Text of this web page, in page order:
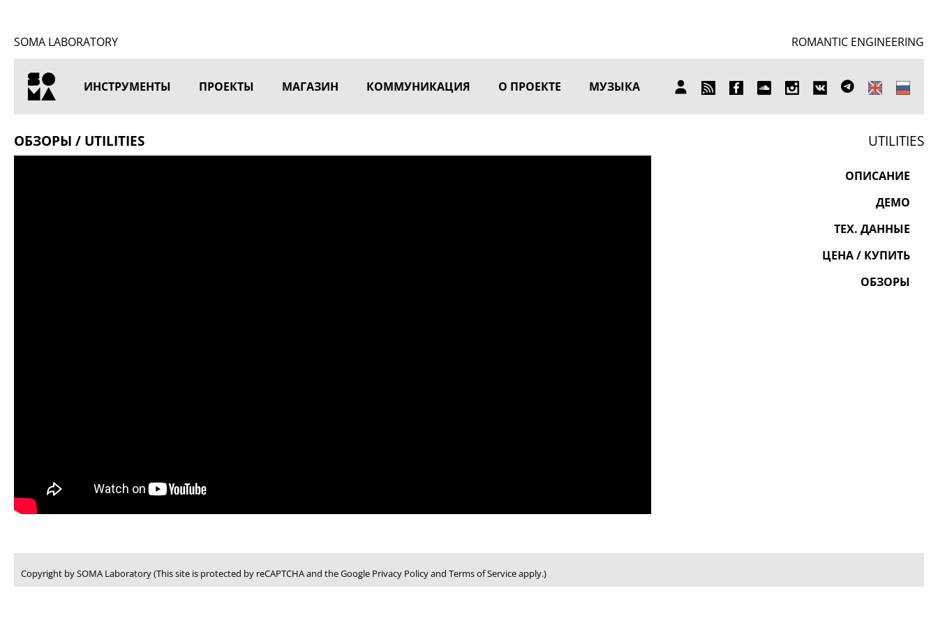
SOMA LABORATORY ROMANTIC ENGINEERING
ГЛАВНАЯ
ИНСТРУМЕНТЫ ПРОЕКТЫ МАГАЗИН КОММУНИКАЦИЯ О ПРОЕКТЕ МУЗЫКА
ЛИЧНЫЙ
КАБИНЕТ
SUBSCRIBE
FB SOUNDCLOUD
INSTAGRAM
ВКОНТАКТЕ
TELEGRAM
ОБЗОРЫ / UTILITIES UTILITIES
ОПИСАНИЕ
ДЕМО
ТЕХ. ДАННЫЕ
ЦЕНА / КУПИТЬ
ОБЗОРЫ
Copyright by SOMA Laboratory (This site is protected by reCAPTCHA and the Google Privacy Policy and Terms of Service apply.)